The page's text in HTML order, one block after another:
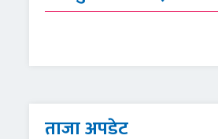
ताजा अपडेट